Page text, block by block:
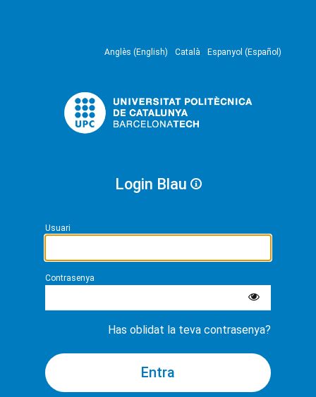
Anglès (English) Català Espanyol (Español)
Login Blau
Usuari
Contrasenya
Has oblidat la teva contrasenya?